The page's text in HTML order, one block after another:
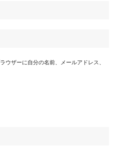
ウザーに自分の名前、メールアドレス、